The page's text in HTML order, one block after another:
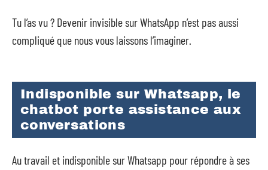
Tu l’as vu ? Devenir invisible sur WhatsApp n’est pas aussi
compliqué que nous vous laissons l’imaginer.
Indisponible sur Whatsapp, le
chatbot porte assistance aux
conversations
Au travail et indisponible sur Whatsapp pour répondre à ses